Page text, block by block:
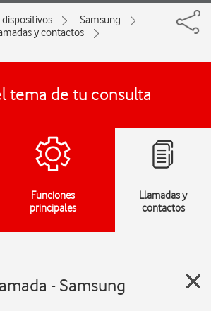
dispositivos
Samsung
y contactos
tema de tu consulta
Funciones
principales
Llamadas y
contactos
- Samsung